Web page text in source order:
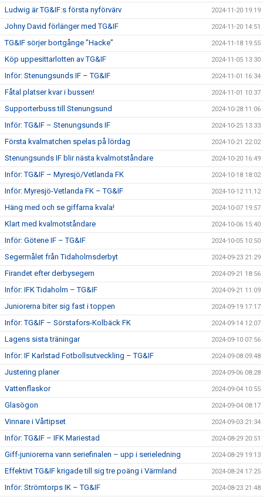
Ludwig är TG&IF:s första nyförvärv 2024-11-20 19:19
Johny David förlänger med TG&IF 2024-11-20 14:51
TG&IF sörjer bortgånge ”Hacke” 2024-11-18 19:55
Köp uppesittarlotten av TG&IF 2024-11-05 13:30
Inför: Stenungsunds IF – TG&IF 2024-11-01 16:34
Fåtal platser kvar i bussen! 2024-11-01 10:37
Supporterbuss till Stenungsund 2024-10-28 11:06
Inför: TG&IF – Stenungsunds IF 2024-10-25 13:33
Första kvalmatchen spelas på lördag 2024-10-21 22:02
Stenungsunds IF blir nästa kvalmotståndare 2024-10-20 16:49
Inför: TG&IF – Myresjö/Vetlanda FK 2024-10-18 18:02
Inför: Myresjö-Vetlanda FK – TG&IF 2024-10-12 11:12
Häng med och se giffarna kvala! 2024-10-07 19:57
Klart med kvalmotståndare 2024-10-06 15:40
Inför: Götene IF – TG&IF 2024-10-05 10:50
Segermålet från Tidaholmsderbyt 2024-09-23 21:29
Firandet efter derbysegern 2024-09-21 18:56
Inför: IFK Tidaholm – TG&IF 2024-09-21 11:09
Juniorerna biter sig fast i toppen 2024-09-19 17:17
Inför: TG&IF – Sörstafors-Kolbäck FK 2024-09-14 12:07
Lagens sista träningar 2024-09-10 07:56
Inför: IF Karlstad Fotbollsutveckling – TG&IF 2024-09-08 09:48
Justering planer 2024-09-06 08:28
Vattenflaskor 2024-09-04 10:55
Glasögon 2024-09-04 08:17
Vinnare i Vårtipset 2024-09-03 21:34
Inför: TG&IF – IFK Mariestad 2024-08-29 20:51
Giff-juniorerna vann seriefinalen – upp i serieledning 2024-08-29 19:13
Effektivt TG&IF krigade till sig tre poäng i Värmland 2024-08-24 17:25
Inför: Strömtorps IK – TG&IF 2024-08-23 21:48